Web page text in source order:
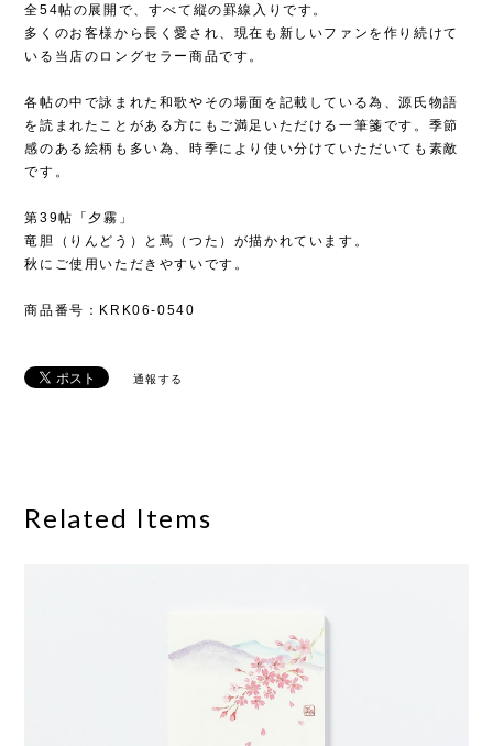
全54帖の展開で、すべて縦の罫線入りです。
多くのお客様から長く愛され、現在も新しいファンを作り続けて
いる当店のロングセラー商品です。
各帖の中で詠まれた和歌やその場面を記載している為、源氏物語
を読まれたことがある方にもご満足いただける一筆箋です。季節
感のある絵柄も多い為、時季により使い分けていただいても素敵
です。
第39帖「夕霧」
竜胆（りんどう）と蔦（つた）が描かれています。
秋にご使用いただきやすいです。
商品番号：KRK06-0540
通報する
Related Items